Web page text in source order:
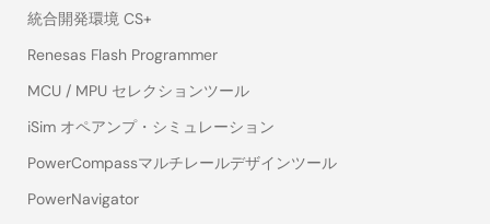
統合開発環境 CS+
Renesas Flash Programmer
MCU / MPU セレクションツール
iSim オペアンプ・シミュレーション
PowerCompassマルチレールデザインツール
PowerNavigator